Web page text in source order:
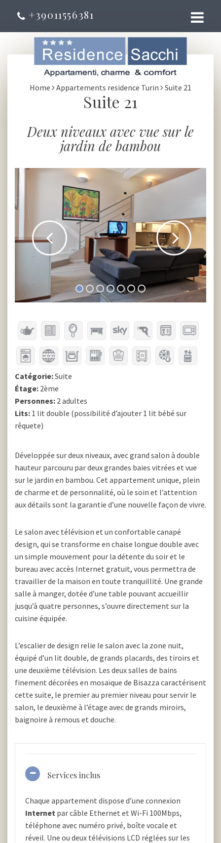
+39011556381
Home Appartements residence Turin Suite 21
Suite 21
Deux niveaux avec vue sur le
jardin de bambou
Catégorie:Suite
Étage: 2ème
Personnes: 2 adultes
Lits: 1 lit double (possibilité d’ajouter 1 lit bébé sur
rêquete)
Développée sur deux niveaux, avec grand salon à double
hauteur parcouru par deux grandes baies vitrées et vue
sur le jardin en bambou. Cet appartement unique, plein
de charme et de personnalité, où le soin et l’attention
aux détails sont la garantie d’une nouvelle façon de vivre.
Le salon avec télévision et un confortable canapé
design, qui se transforme en chaise longue double avec
un simple mouvement pour la détente du soir et le
bureau avec accès Internet gratuit, vous permettra de
travailler de la maison en toute tranquillité. Une grande
salle à manger, dotée d’une table pouvant accueillir
jusqu’à quatre personnes, s’ouvre directement sur la
cuisine équipée.
L’escalier de design relie le salon avec la zone nuit,
équipé d’un lit double, de grands placards, des tiroirs et
une deuxième télévision. Les deux salles de bains
finement décorées en mosaïque de Bisazza caractérisent
cette suite, le premier au premier niveau pour servir le
salon, le deuxième à l’étage avec de grands miroirs,
baignoire à remous et douche.
Services inclus
Chaque appartement dispose d’une connexion
Internet par câble Ethernet et Wi-Fi 100Mbps,
téléphone avec numéro privé, boîte vocale et
réveil. Une ou deux télévisions LCD réglées sur les